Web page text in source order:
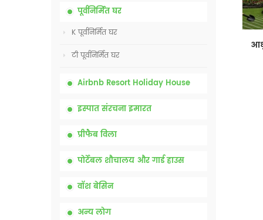
पूर्वनिर्मित घर
K पूर्वनिर्मित घर
टी पूर्वनिर्मित घर
Airbnb Resort Holiday House
इस्पात संरचना इमारत
प्रीफैब विला
पोर्टेबल शौचालय और गार्ड हाउस
वॉश बेसिन
अन्य लोग